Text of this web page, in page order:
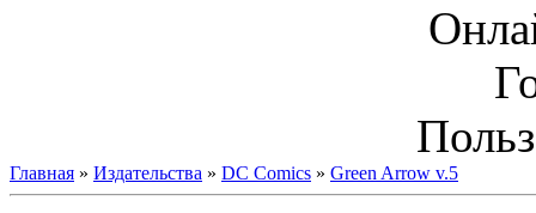
Главная » Издательства » DC Comics » Green Arrow v.5